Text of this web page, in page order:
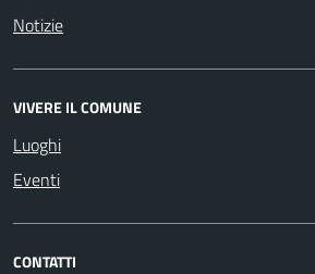
Notizie
VIVERE IL COMUNE
Luoghi
Eventi
CONTATTI